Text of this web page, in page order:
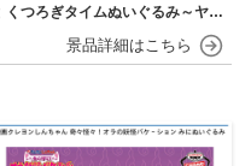
くつろぎタイムぬいぐるみ～ヤド